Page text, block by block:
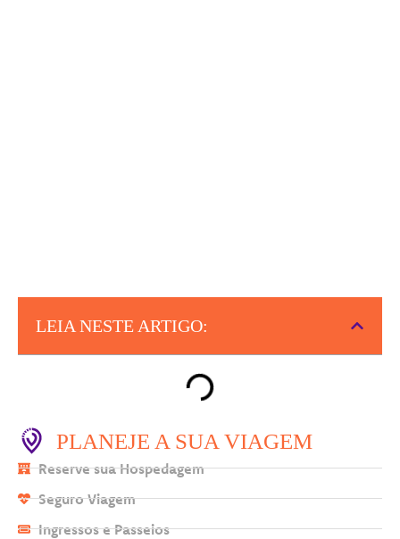
LEIA NESTE ARTIGO:
PLANEJE A SUA VIAGEM
Reserve sua Hospedagem
Seguro Viagem
Ingressos e Passeios